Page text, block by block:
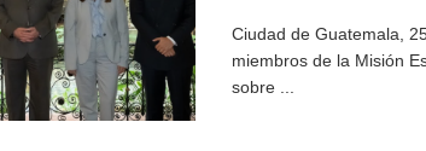
Ciudad de Guatemala,
miembros de la Misión
sobre ...